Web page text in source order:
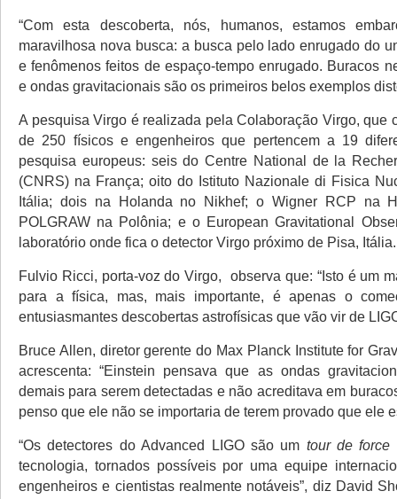
“Com esta descoberta, nós, humanos, estamos
maravilhosa nova busca: a busca pelo lado enrugado do
e fenômenos feitos de espaço-tempo enrugado. Buracos
e ondas gravitacionais são os primeiros belos exemplos
A pesquisa Virgo é realizada pela Colaboração Virgo, que
de 250 físicos e engenheiros que pertencem a 19
pesquisa europeus: seis do Centre National de la
(CNRS) na França; oito do Istituto Nazionale di Fisica
Itália; dois na Holanda no Nikhef; o Wigner RCP na
POLGRAW na Polônia; e o European Gravitational
laboratório onde fica o detector Virgo próximo de Pisa, Itália.
Fulvio Ricci, porta-voz do Virgo, observa que: “Isto é um
para a física, mas, mais importante, é apenas o
entusiasmantes descobertas astrofísicas que vão vir de
Bruce Allen, diretor gerente do Max Planck Institute for
acrescenta: “Einstein pensava que as ondas
demais para serem detectadas e não acreditava em
penso que ele não se importaria de terem provado que ele
“Os detectores do Advanced LIGO são um tour de force
tecnologia, tornados possíveis por uma equipe
engenheiros e cientistas realmente notáveis”, diz David